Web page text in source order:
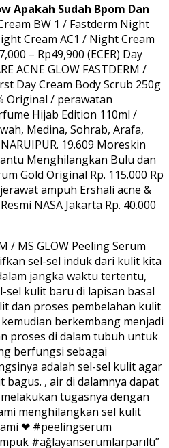
Apakah Sudah Bpom Dan
BW 1 / Fastderm Night
Cream AC1 / Night Cream
– Rp49,900 (ECER) Day
ACNE GLOW FASTDERM /
Day Cream Body Scrub 250g
Original / perawatan
Hijab Edition 110ml /
Medina, Sohrab, Arafa,
19.609 Moreskin
Menghilangkan Bulu dan
Gold Original Rp. 115.000 Rp
ampuh Ershali acne &
NASA Jakarta Rp. 40.000
/ MS GLOW Peeling Serum
sel-sel induk dari kulit kita
jangka waktu tertentu,
sel kulit baru di lapisan basal
dan proses pembelahan kulit
berkembang menjadi
proses di dalam tubuh untuk
berfungsi sebagai
adalah sel-sel kulit agar
, air di dalamnya dapat
tugasnya dengan
menghilangkan sel kulit
❤ #peelingserum
#ağlayanserumlarparıltı”